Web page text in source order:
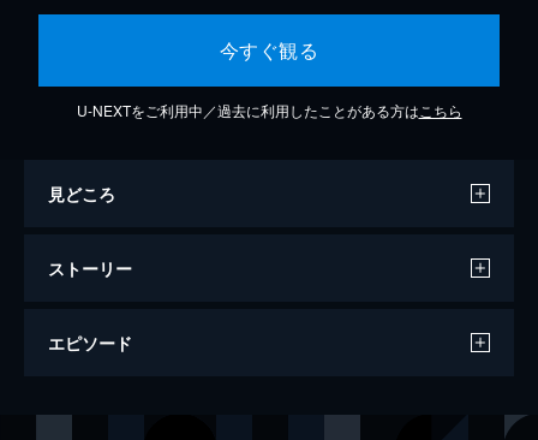
今すぐ観る
U-NEXTをご利用中／過去に利用したことがある方は こちら
見どころ
ストーリー
エピソード
#1 Part 1